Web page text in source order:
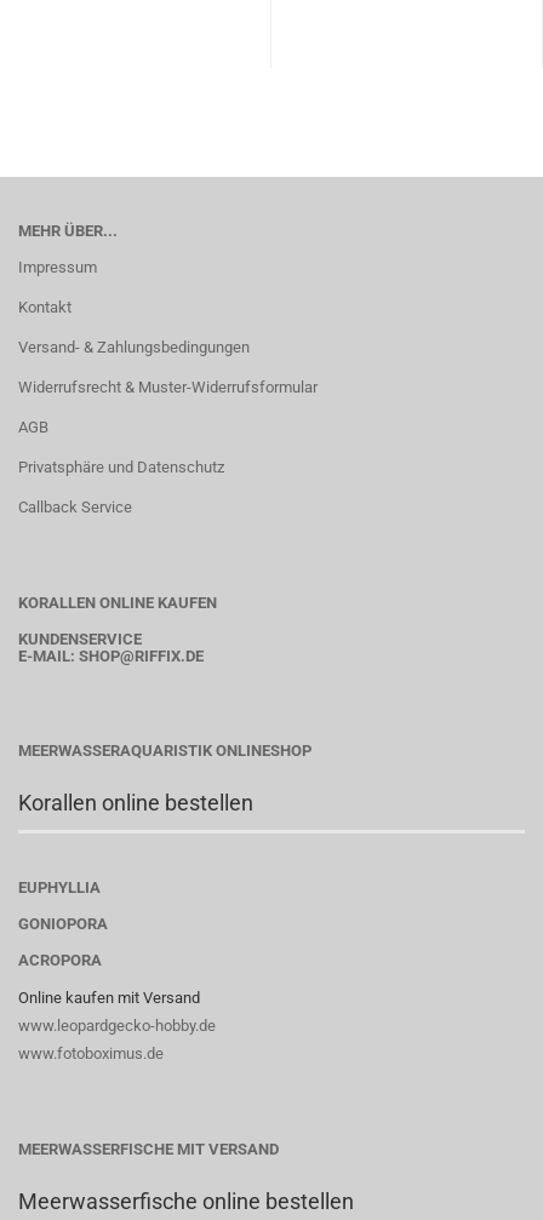
MEHR ÜBER...
Impressum
Kontakt
Versand- & Zahlungsbedingungen
Widerrufsrecht & Muster-Widerrufsformular
AGB
Privatsphäre und Datenschutz
Callback Service
KORALLEN ONLINE KAUFEN
KUNDENSERVICE
E-MAIL: SHOP@RIFFIX.DE
MEERWASSERAQUARISTIK ONLINESHOP
Korallen online bestellen
EUPHYLLIA
GONIOPORA
ACROPORA
Online kaufen mit Versand
www.leopardgecko-hobby.de
www.fotoboximus.de
MEERWASSERFISCHE MIT VERSAND
Meerwasserfische online bestellen